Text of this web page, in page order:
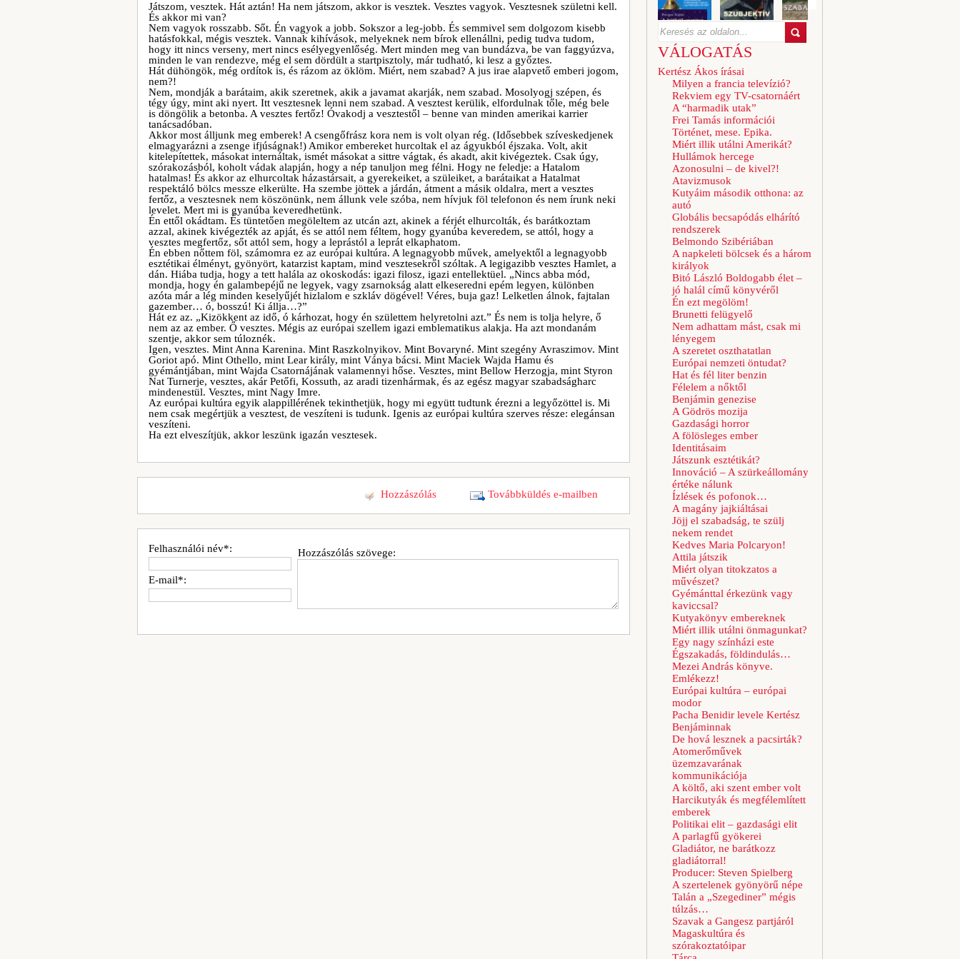
Játszom, vesztek. Hát aztán! Ha nem játszom, akkor is vesztek. Vesztes vagyok. Vesztesnek születni kell.
És akkor mi van?
Nem vagyok rosszabb. Sőt. Én vagyok a jobb. Sokszor a leg-jobb. És semmivel sem dolgozom kisebb
hatásfokkal, mégis vesztek. Vannak kihívások, melyeknek nem bírok ellenállni, pedig tudva tudom,
hogy itt nincs verseny, mert nincs esélyegyenlőség. Mert minden meg van bundázva, be van faggyúzva,
minden le van rendezve, még el sem dördült a startpisztoly, már tudható, ki lesz a győztes.
Hát dühöngök, még ordítok is, és rázom az öklöm. Miért, nem szabad? A jus irae alapvető emberi jogom,
nem?!
Nem, mondják a barátaim, akik szeretnek, akik a javamat akarják, nem szabad. Mosolyogj szépen, és
tégy úgy, mint aki nyert. Itt vesztesnek lenni nem szabad. A vesztest kerülik, elfordulnak tőle, még bele
is döngölik a betonba. A vesztes fertőz! Óvakodj a vesztestől – benne van minden amerikai karrier
tanácsadóban.
Akkor most álljunk meg emberek! A csengőfrász kora nem is volt olyan rég. (Idősebbek szíveskedjenek
elmagyarázni a zsenge ifjúságnak!) Amikor embereket hurcoltak el az ágyukból éjszaka. Volt, akit
kitelepítettek, másokat internáltak, ismét másokat a sittre vágtak, és akadt, akit kivégeztek. Csak úgy,
szórakozásból, koholt vádak alapján, hogy a nép tanuljon meg félni. Hogy ne feledje: a Hatalom
hatalmas! És akkor az elhurcoltak házastársait, a gyerekeiket, a szüleiket, a barátaikat a Hatalmat
respektáló bölcs messze elkerülte. Ha szembe jöttek a járdán, átment a másik oldalra, mert a vesztes
fertőz, a vesztesnek nem köszönünk, nem állunk vele szóba, nem hívjuk föl telefonon és nem írunk neki
levelet. Mert mi is gyanúba keveredhetünk.
Én ettől okádtam. És tüntetően megöleltem az utcán azt, akinek a férjét elhurcolták, és barátkoztam
azzal, akinek kivégezték az apját, és se attól nem féltem, hogy gyanúba keveredem, se attól, hogy a
vesztes megfertőz, sőt attól sem, hogy a leprástól a leprát elkaphatom.
Én ebben nőttem föl, számomra ez az európai kultúra. A legnagyobb művek, amelyektől a legnagyobb
esztétikai élményt, gyönyört, katarzist kaptam, mind vesztesekről szóltak. A legigazibb vesztes Hamlet, a
dán. Hiába tudja, hogy a tett halála az okoskodás: igazi filosz, igazi entellektüel. „Nincs abba mód,
mondja, hogy én galambepéjű ne legyek, vagy zsarnokság alatt elkeseredni epém legyen, különben
azóta már a lég minden keselyűjét hizlalom e szkláv dögével! Véres, buja gaz! Lelketlen álnok, fajtalan
gazember… ó, bosszú! Ki állja…?”
Hát ez az. „Kizökkent az idő, ó kárhozat, hogy én születtem helyretolni azt.” És nem is tolja helyre, ő
nem az az ember. Ő vesztes. Mégis az európai szellem igazi emblematikus alakja. Ha azt mondanám
szentje, akkor sem túloznék.
Igen, vesztes. Mint Anna Karenina. Mint Raszkolnyikov. Mint Bovaryné. Mint szegény Avraszimov. Mint
Goriot apó. Mint Othello, mint Lear király, mint Ványa bácsi. Mint Maciek Wajda Hamu és
gyémántjában, mint Wajda Csatornájának valamennyi hőse. Vesztes, mint Bellow Herzogja, mint Styron
Nat Turnerje, vesztes, akár Petőfi, Kossuth, az aradi tizenhármak, és az egész magyar szabadságharc
mindenestül. Vesztes, mint Nagy Imre.
Az európai kultúra egyik alappillérének tekinthetjük, hogy mi együtt tudtunk érezni a legyőzöttel is. Mi
nem csak megértjük a vesztest, de veszíteni is tudunk. Igenis az európai kultúra szerves része: elegánsan
veszíteni.
Ha ezt elveszítjük, akkor leszünk igazán vesztesek.
Továbbküldés e-mailben
Hozzászólás
Hozzászólás szövege:
Felhasználói név*:
E-mail*:
VÁLOGATÁS
Kertész Ákos írásai
Milyen a francia televízió?
Rekviem egy TV-csatornáért
A “harmadik utak”
Frei Tamás információi
Történet, mese. Epika.
Miért illik utálni Amerikát?
Hullámok hercege
Azonosulni – de kivel?!
Atavizmusok
Kutyáim második otthona: az
autó
Globális becsapódás elhárító
rendszerek
Belmondo Szibériában
A napkeleti bölcsek és a három
királyok
Bitó László Boldogabb élet –
jó halál című könyvéről
Én ezt megölöm!
Brunetti felügyelő
Nem adhattam mást, csak mi
lényegem
A szeretet oszthatatlan
Európai nemzeti öntudat?
Hat és fél liter benzin
Félelem a nőktől
Benjámin genezise
A Gödrös mozija
Gazdasági horror
A fölösleges ember
Identitásaim
Játszunk esztétikát?
Innováció – A szürkeállomány
értéke nálunk
Ízlések és pofonok…
A magány jajkiáltásai
Jöjj el szabadság, te szülj
nekem rendet
Kedves Maria Polcaryon!
Attila játszik
Miért olyan titokzatos a
művészet?
Gyémánttal érkezünk vagy
kaviccsal?
Kutyakönyv embereknek
Miért illik utálni önmagunkat?
Egy nagy színházi este
Égszakadás, földindulás…
Mezei András könyve.
Emlékezz!
Európai kultúra – európai
modor
Pacha Benidir levele Kertész
Benjáminnak
De hová lesznek a pacsirták?
Atomerőművek
üzemzavarának
kommunikációja
A költő, aki szent ember volt
Harcikutyák és megfélemlített
emberek
Politikai elit – gazdasági elit
A parlagfű gyökerei
Gladiátor, ne barátkozz
gladiátorral!
Producer: Steven Spielberg
A szertelenek gyönyörű népe
Talán a „Szegediner” mégis
túlzás…
Szavak a Gangesz partjáról
Magaskultúra és
szórakoztatóipar